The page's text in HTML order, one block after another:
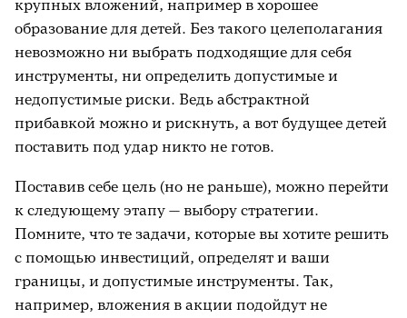
крупных вложений, например в хорошее
образование для детей. Без такого целеполагания
невозможно ни выбрать подходящие для себя
инструменты, ни определить допустимые и
недопустимые риски. Ведь абстрактной
прибавкой можно и рискнуть, а вот будущее детей
поставить под удар никто не готов.
Поставив себе цель (но не раньше), можно перейти
к следующему этапу — выбору стратегии.
Помните, что те задачи, которые вы хотите решить
с помощью инвестиций, определят и ваши
границы, и допустимые инструменты. Так,
например, вложения в акции подойдут не